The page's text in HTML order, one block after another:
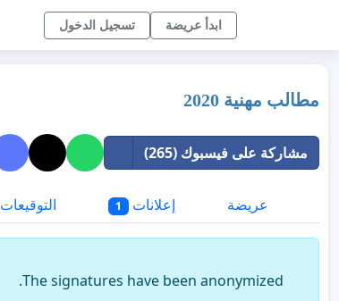
تسجيل الدخول ابدأ عريضة
مطالب مهنية 2020
مشاركة على فيسبوك (265)
عريضة إعلانات 1 التوقيعات
The signatures have been anonymized.